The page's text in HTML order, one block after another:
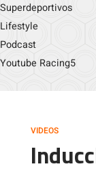
Superdeportivos
Lifestyle
Podcast
Youtube Racing5
VIDEOS